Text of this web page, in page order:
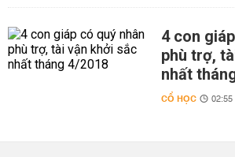
4 con
phù trợ,
nhất
CỔ HỌC